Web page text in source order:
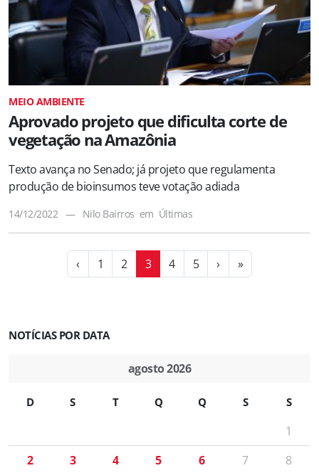
MEIO AMBIENTE
Aprovado projeto que dificulta corte de
vegetação na Amazônia
Texto avança no Senado; já projeto que regulamenta
produção de bioinsumos teve votação adiada
14/12/2022 — Nilo Bairros em Últimas
‹ 1 2 3 4 5 › »
NOTÍCIAS POR DATA
agosto 2026
D S T Q Q S S
1
2
3 4 5 6 7
8